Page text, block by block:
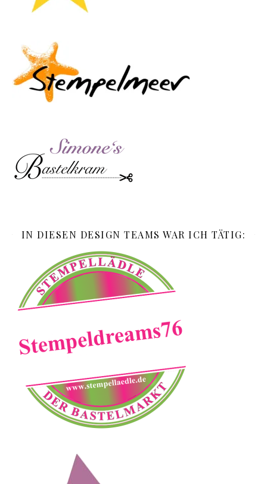
IN DIESEN DESIGN TEAMS WAR ICH TÄTIG: